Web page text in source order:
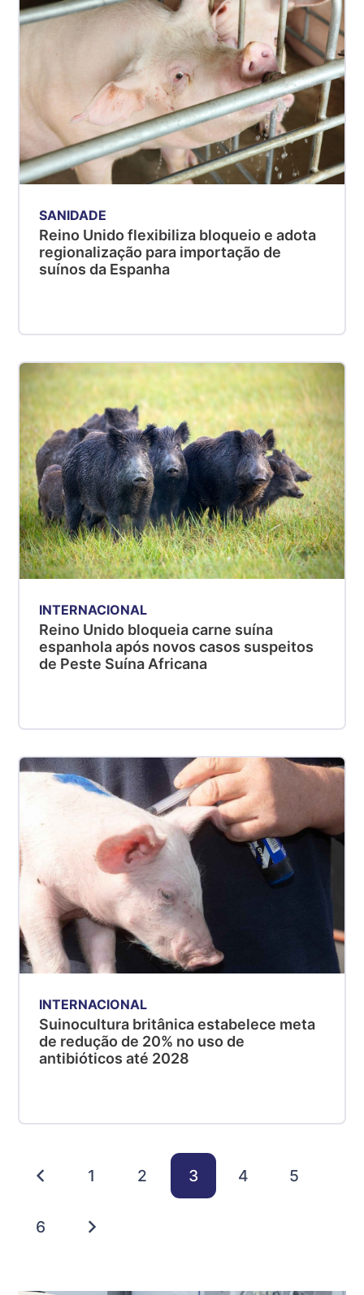
SANIDADE
Reino Unido flexibiliza bloqueio e adota
regionalização para importação de
suínos da Espanha
INTERNACIONAL
Reino Unido bloqueia carne suína
espanhola após novos casos suspeitos
de Peste Suína Africana
INTERNACIONAL
Suinocultura britânica estabelece meta
de redução de 20% no uso de
antibióticos até 2028
1 2 3 4 5
6